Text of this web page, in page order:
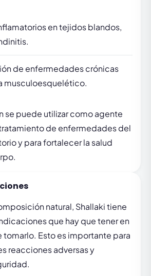
en tejidos blandos,
de enfermedades crónicas
musculoesquelético.
se puede utilizar como agente
de enfermedades del
y para fortalecer la salud
natural, Shallaki tiene
que hay que tener en
tomarlo. Esto es importante para
reacciones adversas y